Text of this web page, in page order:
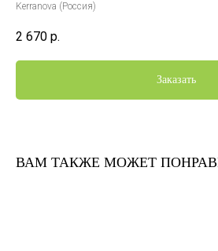
Kerranova (Россия)
2 670 р.
Заказать
ВАМ ТАКЖЕ МОЖЕТ